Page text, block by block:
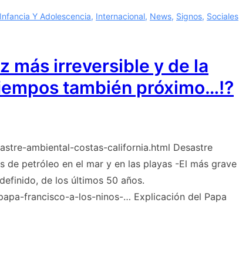
Infancia Y Adolescencia, Internacional, News, Signos, Sociales
más irreversible y de la
también próximo…!?
ambiental-costas-california.html Desastre
de petróleo en el mar y en las playas -El más grave
de los últimos 50 años.
francisco-a-los-ninos-… Explicación del Papa